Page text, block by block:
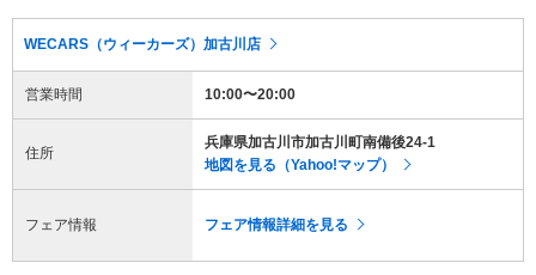
WECARS（ウィーカーズ）加古川店
営業時間 10:00〜20:00
住所
兵庫県加古川市加古川町南備後24-1
地図を見る（Yahoo!マップ）
フェア情報 フェア情報詳細を見る